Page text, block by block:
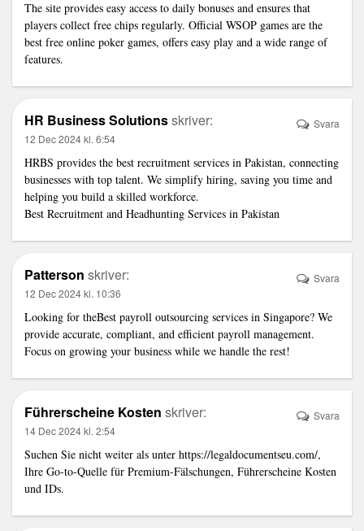
The site provides easy access to daily bonuses and ensures that
players collect free chips regularly. Official WSOP games are the
best free online poker games, offers easy play and a wide range of
features.
HR Business Solutionsskriver:
12 Dec 2024 kl. 6:54
HRBS provides the best recruitment services in Pakistan, connecting
businesses with top talent. We simplify hiring, saving you time and
helping you build a skilled workforce.
Best Recruitment and Headhunting Services in Pakistan
Svara
Patterson skriver:
12 Dec 2024 kl. 10:36
Looking for theBest payroll outsourcing services in Singapore? We
provide accurate, compliant, and efficient payroll management.
Focus on growing your business while we handle the rest!
Svara
Führerscheine Kosten skriver:
14 Dec 2024 kl. 2:54
Suchen Sie nicht weiter als unter https://legaldocumentseu.com/,
Ihre Go-to-Quelle für Premium-Fälschungen, Führerscheine Kosten
und IDs.
Svara